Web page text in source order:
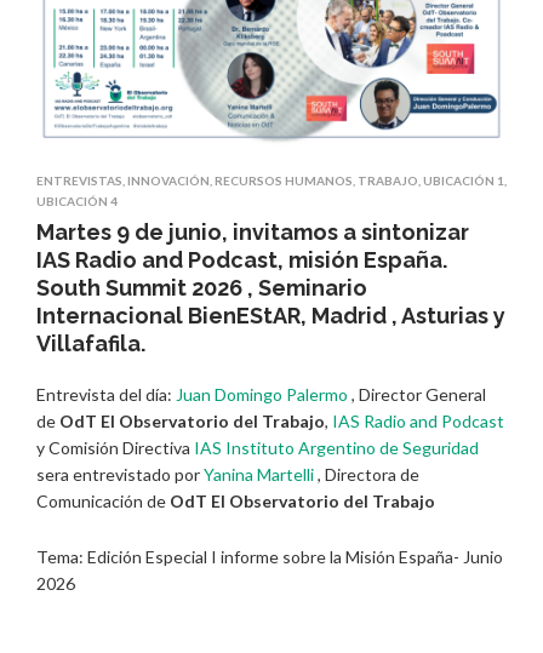
ENTREVISTAS INNOVACIÓN RECURSOS HUMANOS TRABAJO UBICACIÓN 1
UBICACIÓN 4
Martes 9 de junio, invitamos a sintonizar
IAS Radio and Podcast, misión España.
South Summit 2026 , Seminario
Internacional BienEStAR, Madrid , Asturias y
Villafafila.
Entrevista del día: Juan Domingo Palermo , Director General
de OdT El Observatorio del Trabajo, IAS Radio and Podcast
y Comisión Directiva IAS Instituto Argentino de Seguridad
sera entrevistado porYanina Martelli, Directora de
Comunicación de OdT El Observatorio del Trabajo
Tema: Edición Especial I informe sobre la Misión España- Junio
2026